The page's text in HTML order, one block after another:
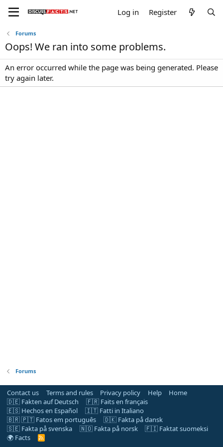
Log in Register
Forums
Oops! We ran into some problems.
An error occurred while the page was being generated. Please
try again later.
Forums
Contact us Terms and rules Privacy policy Help
Home
🇩🇪 Fakten auf Deutsch
🇫🇷 Faits en français
🇪🇸 Hechos en Español
🇮🇹 Fatti in Italiano
🇧🇷 🇵🇹 Fatos em português
🇩🇰 Fakta på dansk
🇸🇪 Fakta på svenska
🇳🇴 Fakta på norsk
🇫🇮 Faktat suomeksi
🌍 Facts
R